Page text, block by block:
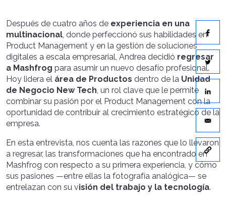
Después de cuatro años de experiencia en una
multinacional, donde perfeccionó sus habilidades en
Product Management y en la gestión de soluciones
digitales a escala empresarial, Andrea decidió regresar
a Mashfrog para asumir un nuevo desafío profesional.
Hoy lidera el área de Productos dentro de la Unidad
de Negocio New Tech, un rol clave que le permite
combinar su pasión por el Product Management con la
oportunidad de contribuir al crecimiento estratégico de la
empresa.
En esta entrevista, nos cuenta las razones que lo llevaron
a regresar, las transformaciones que ha encontrado en
Mashfrog con respecto a su primera experiencia, y cómo
sus pasiones —entre ellas la fotografía analógica— se
entrelazan con su visión del trabajo y la tecnología.